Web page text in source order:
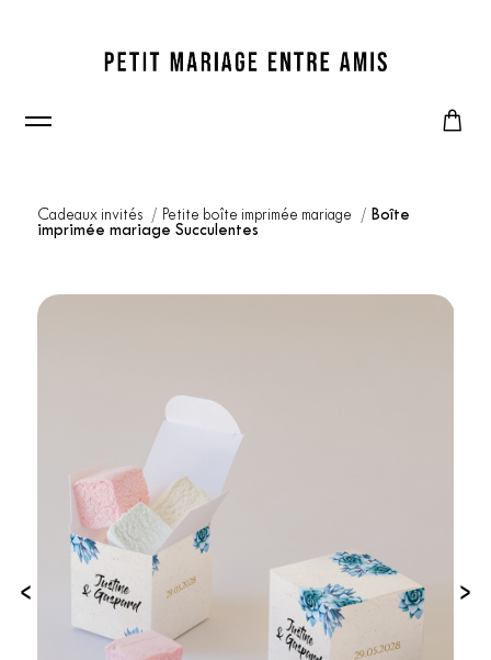
Cadeaux invités Petite boîte imprimée mariage
Boîte
imprimée mariage Succulentes
‹ ›